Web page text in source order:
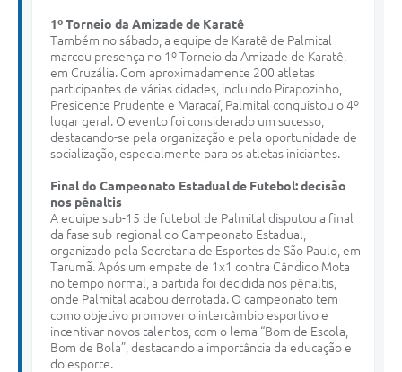
1º Torneio da Amizade de Karatê
Também no sábado, a equipe de Karatê de Palmital
marcou presença no 1º Torneio da Amizade de Karatê,
em Cruzália. Com aproximadamente 200 atletas
participantes de várias cidades, incluindo Pirapozinho,
Presidente Prudente e Maracaí, Palmital conquistou o 4º
lugar geral. O evento foi considerado um sucesso,
destacando-se pela organização e pela oportunidade de
socialização, especialmente para os atletas iniciantes.
Final do Campeonato Estadual de Futebol: decisão
nos pênaltis
A equipe sub-15 de futebol de Palmital disputou a final
da fase sub-regional do Campeonato Estadual,
organizado pela Secretaria de Esportes de São Paulo, em
Tarumã. Após um empate de 1x1 contra Cândido Mota
no tempo normal, a partida foi decidida nos pênaltis,
onde Palmital acabou derrotada. O campeonato tem
como objetivo promover o intercâmbio esportivo e
incentivar novos talentos, com o lema “Bom de Escola,
Bom de Bola”, destacando a importância da educação e
do esporte.